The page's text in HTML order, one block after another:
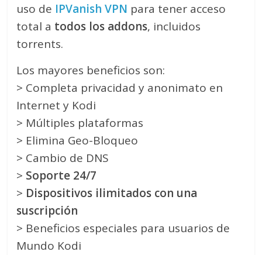
uso de IPVanish VPN para tener acceso
total a todos los addons, incluidos
torrents.
Los mayores beneficios son:
> Completa privacidad y anonimato en
Internet y Kodi
> Múltiples plataformas
> Elimina Geo-Bloqueo
> Cambio de DNS
> Soporte 24/7
> Dispositivos ilimitados con una
suscripción
> Beneficios especiales para usuarios de
Mundo Kodi